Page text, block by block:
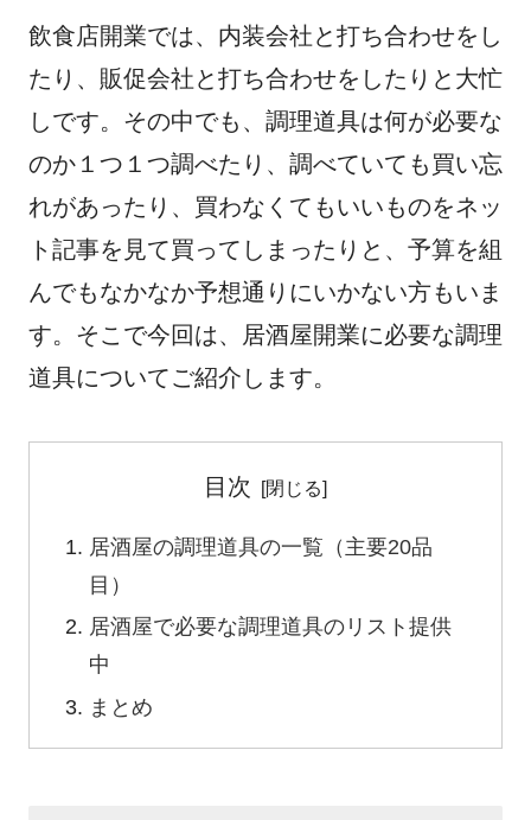
c
e
b
o
o
k
tt
er
e
n
a
e
飲食店開業では、内装会社と打ち合わせをし
たり、販促会社と打ち合わせをしたりと大忙
しです。その中でも、調理道具は何が必要な
のか１つ１つ調べたり、調べていても買い忘
れがあったり、買わなくてもいいものをネッ
ト記事を見て買ってしまったりと、予算を組
んでもなかなか予想通りにいかない方もいま
す。そこで今回は、居酒屋開業に必要な調理
道具についてご紹介します。
目次
居酒屋の調理道具の一覧（主要20品
目）
居酒屋で必要な調理道具のリスト提供
中
まとめ